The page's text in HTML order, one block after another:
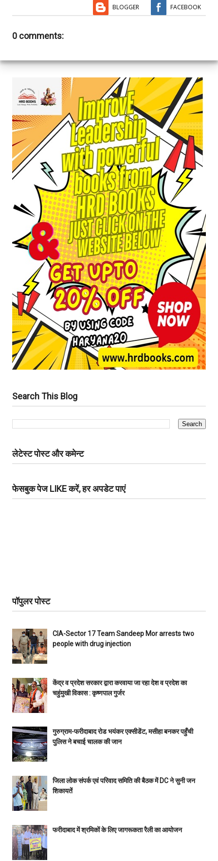
BLOGGER FACEBOOK
0 comments:
Search This Blog
लेटेस्ट पोस्ट और कमेन्ट
फेसबुक पेज LIKE करें, हर अपडेट पाएं
पॉपुलर पोस्ट
CIA-Sector 17 Team Sandeep Mor arrests two
people with drug injection
केंद्र व प्रदेश सरकार द्वारा करवाया जा रहा देश व प्रदेश का
चहुंमुखी विकास : कृष्णपाल गुर्जर
गुरुग्राम-फरीदाबाद रोड भयंकर एक्सीडेंट, मसीहा बनकर पहुँची
पुलिस ने बचाई चालक की जान
जिला लोक संपर्क एवं परिवाद समिति की बैठक में DC ने सुनी जन
शिकायतें
फरीदाबाद में श्रमिकों के लिए जागरूकता रैली का आयोजन